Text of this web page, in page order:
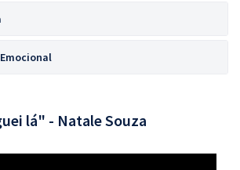
lá" - Natale Souza